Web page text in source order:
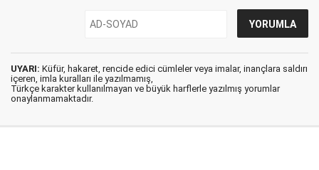
UYARI: Küfür, hakaret, rencide edici cümleler veya imalar, inançlara saldırı
içeren, imla kuralları ile yazılmamış,
Türkçe karakter kullanılmayan ve büyük harflerle yazılmış yorumlar
onaylanmamaktadır.